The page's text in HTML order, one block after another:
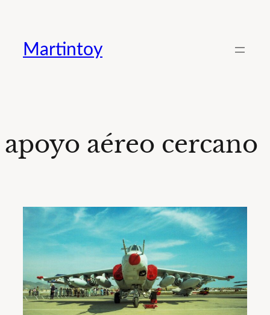
contenido
Martintoy
apoyo aéreo cercano